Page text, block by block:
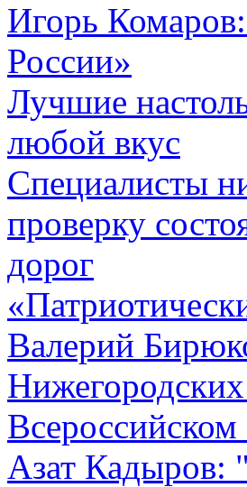
Игорь
России»
Лучшие
любой вкус
Специалисты
проверку
дорог
Валерий
Азат Кадыров: